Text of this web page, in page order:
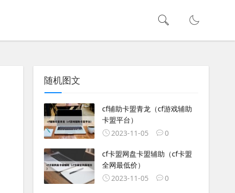
随机图文
cf辅助卡盟青龙（cf游戏辅助
卡盟平台）
2023-11-05
0
cf卡盟网盘卡盟辅助（cf卡盟
全网最低价）
2023-11-05
0